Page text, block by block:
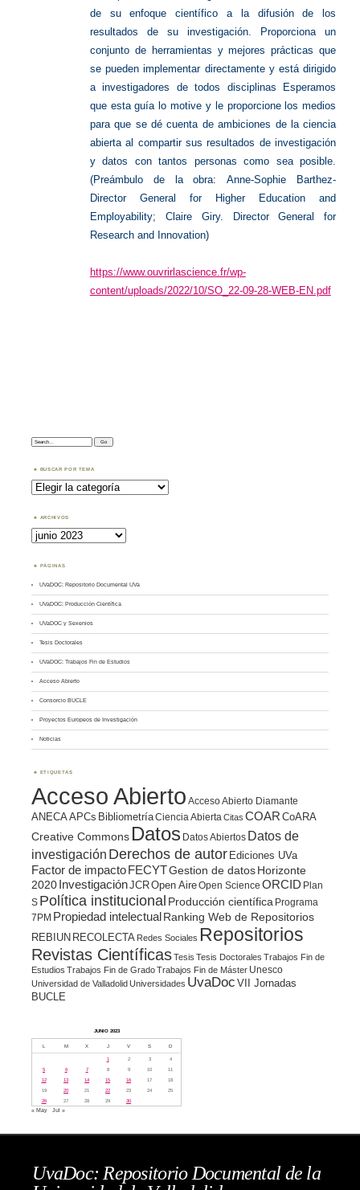
de su enfoque científico
a la difusión de los
resultados de su investigación.
Proporciona un
conjunto de herramientas y mejores prácticas que
se pueden implementar directamente y está dirigido
a investigadores de todos
disciplinas
Esperamos
que esta guía lo motive y le proporcione los medios
para que se dé cuenta de ambiciones de la ciencia
abierta al compartir sus resultados de investigación
y datos con tantos
personas como sea posible.
(Preámbulo de la obra:Anne-Sophie Barthez-
Director General for Higher Educationand
Employability; Claire Giry.
Director General for
Research and Innovation)
https://www.ouvrirlascience.fr/wp-
content/uploads/2022/10/SO_22-09-28-WEB-EN.pdf
Search:
BUSCAR POR TEMA
Buscar
por
Tema
ARCHIVOS
Archivos
PÁGINAS
UVaDOC: Repositorio Documental UVa
UVaDOC: Producción Científica
UVaDOC y Sexenios
Tesis Doctorales
UVaDOC: Trabajos Fin de Estudios
Acceso Abierto
Consorcio BUCLE
Proyectos Europeos de Investigación
Noticias
ETIQUETAS
Acceso Abierto Acceso Abierto Diamante
ANECA APCs BibliometríaCiencia Abierta Citas COAR CoARA
Creative Commons Datos Datos Abiertos Datos de
investigación Derechos de autor Ediciones UVa
Factor de impacto FECYTGestion de datosHorizonte
2020 InvestigaciónJCROpen AireOpen Science ORCID Plan
S Política institucional Producción científica Programa
7PM Propiedad intelectualRanking Web de Repositorios
REBIUN RECOLECTA Redes Sociales Repositorios
Revistas CientíficasTesis Tesis Doctorales Trabajos Fin de
Estudios Trabajos Fin de GradoTrabajos Fin de Máster Unesco
Universidad de ValladolidUniversidades UvaDoc VII Jornadas
BUCLE
JUNIO 2023
L M X J V S D
1 2 3
4
5
6 7 8 9 10
11
12
13 14 15 16 17
18
19
20 21 22 23 24
25
26
27 28 29 30
« May Jul »
UvaDoc: Repositorio Documental de la